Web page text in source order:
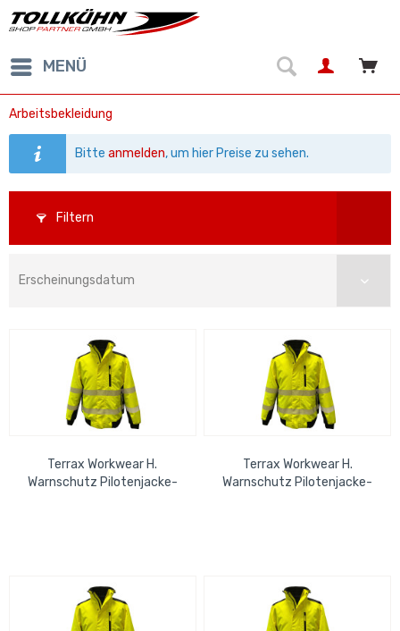
MENÜ
Arbeitsbekleidung
Bitteanmelden, um hier Preise zu sehen.
Filtern
Terrax Workwear H.
Warnschutz Pilotenjacke-
Terrax Workwear H.
Warnschutz Pilotenjacke-